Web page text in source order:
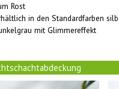
Rost
in den Standardfarben
mit Glimmereffekt